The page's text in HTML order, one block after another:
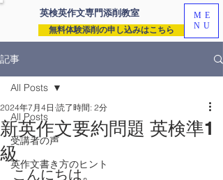
英検英作文専門添削教室
無料体験添削の申し込みはこちら
ME
NU
記事
All Posts
受講者の声
英作文書き方のヒント
All Posts
新英作文要約問題 英検準1
級
2024年7月4日 読了時間: 2分
こんにちは。